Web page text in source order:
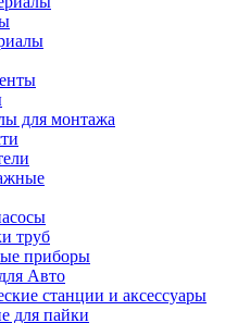
для монтажа
труб
приборы
Авто
станции и аксессуары
для пайки